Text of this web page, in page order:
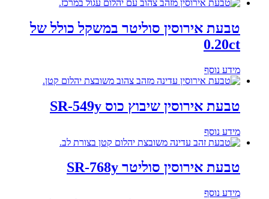
טבעת אירוסין סוליטר במשקל כולל של
0.20ct
מידע נוסף
טבעת אירוסין שיבוץ כוס SR-549y
מידע נוסף
טבעת אירוסין סוליטר SR-768y
מידע נוסף